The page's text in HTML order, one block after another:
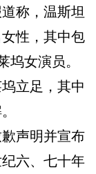
称，温斯坦
性，其中包
坞女演员。
立足，其中
声明并宣布
六、七十年